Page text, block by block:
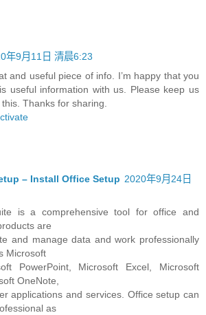
年9月11日 清晨6:23
and useful piece of info. I’m happy that you
useful information with us. Please keep us
Thanks for sharing.
– Install Office Setup 2020年9月24日
is a comprehensive tool for office and
are
and manage data and work professionally
Microsoft
PowerPoint, Microsoft Excel, Microsoft
OneNote,
applications and services. Office setup can
as